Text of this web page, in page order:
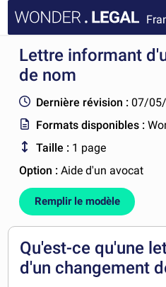
ACCUEIL
FAQ
MON COMPTE
Lettre informant
de nom
Dernière révision : 07/
Formats disponibles :
Taille : 1 page
Option :Aide d'un avocat
Remplir le modèle
Qu'est-ce qu'une
d'un changement